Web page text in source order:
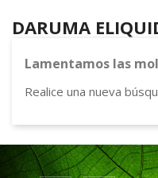
DARUMA
Lamentamos las
Realice una nueva